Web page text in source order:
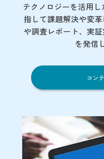
テクノロジーを活用
指して課題解決や変
や調査レポート、実
を発信
コン